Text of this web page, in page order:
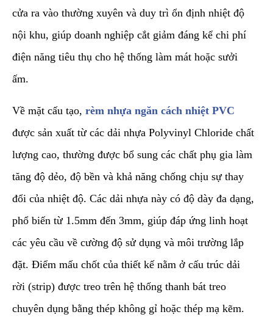
cửa ra vào thường xuyên và duy trì ổn định nhiệt độ
nội khu, giúp doanh nghiệp cắt giảm đáng kể chi phí
điện năng tiêu thụ cho hệ thống làm mát hoặc sưởi
ấm.
​Về mặt cấu tạo, rèm nhựa ngăn cách nhiệt PVC
được sản xuất từ các dải nhựa Polyvinyl Chloride chất
lượng cao, thường được bổ sung các chất phụ gia làm
tăng độ dẻo, độ bền và khả năng chống chịu sự thay
đổi của nhiệt độ. Các dải nhựa này có độ dày đa dạng,
phổ biến từ 1.5mm đến 3mm, giúp đáp ứng linh hoạt
các yêu cầu về cường độ sử dụng và môi trường lắp
đặt. Điểm mấu chốt của thiết kế nằm ở cấu trúc dải
rời (strip) được treo trên hệ thống thanh bát treo
chuyên dụng bằng thép không gỉ hoặc thép mạ kẽm.